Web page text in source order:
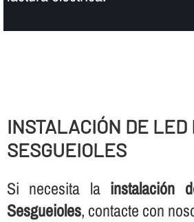
INSTALACIÓN DE LED
SESGUEIOLES
Si necesita la instalación
Sesgueioles, contacte con